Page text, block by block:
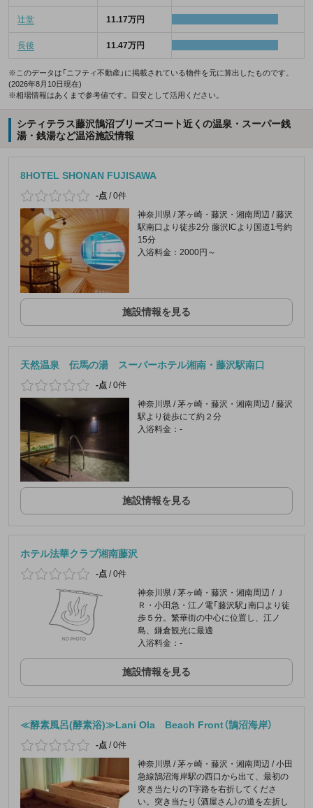
辻堂 11.17万円
長後 11.47万円
※このデータは「ニフティ不動産」に掲載されている物件を元に算出したものです。
(2026年8月10日現在)
※相場情報はあくまで参考値です。目安として活用ください。
シティテラス藤沢鵠沼ブリーズコート近くの温泉・スーパー銭
湯・銭湯など温浴施設情報
8HOTEL SHONAN FUJISAWA
-点 /0件
神奈川県 / 茅ヶ崎・藤沢・湘南周辺 / 藤沢
駅南口より徒歩2分 藤沢ICより国道1号約
15分
入浴料金：2000円～
施設情報を見る
天然温泉 伝馬の湯 スーパーホテル湘南・藤沢駅南口
-点 /0件
神奈川県 / 茅ヶ崎・藤沢・湘南周辺 / 藤沢
駅より徒歩にて約２分
入浴料金：-
施設情報を見る
ホテル法華クラブ湘南藤沢
-点 /0件
神奈川県 / 茅ヶ崎・藤沢・湘南周辺 / Ｊ
Ｒ・小田急・江ノ電「藤沢駅」南口より徒
歩５分。繁華街の中心に位置し、江ノ
島、鎌倉観光に最適
入浴料金：-
施設情報を見る
≪酵素風呂(酵素浴)≫Lani Ola Beach Front（鵠沼海岸）
-点 /0件
神奈川県 / 茅ヶ崎・藤沢・湘南周辺 / 小田
急線鵠沼海岸駅の西口から出て、最初の
突き当たりのT字路を右折してくださ
い。突き当たり（酒屋さん）の道を左折し